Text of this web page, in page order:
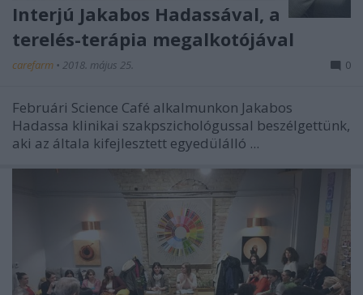
Interjú Jakabos Hadassával, a
terelés-terápia megalkotójával
carefarm • 2018. május 25. 0
Februári Science Café alkalmunkon Jakabos
Hadassa klinikai szakpszichológussal beszélgettünk,
aki az általa kifejlesztett egyedülálló ...